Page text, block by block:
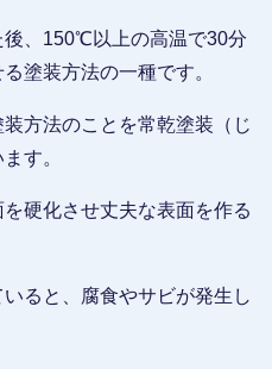
、150℃以上の高温で30分
塗装方法の一種です。
方法のことを常乾塗装（じ
す。
硬化させ丈夫な表面を作る
ると、腐食やサビが発生し